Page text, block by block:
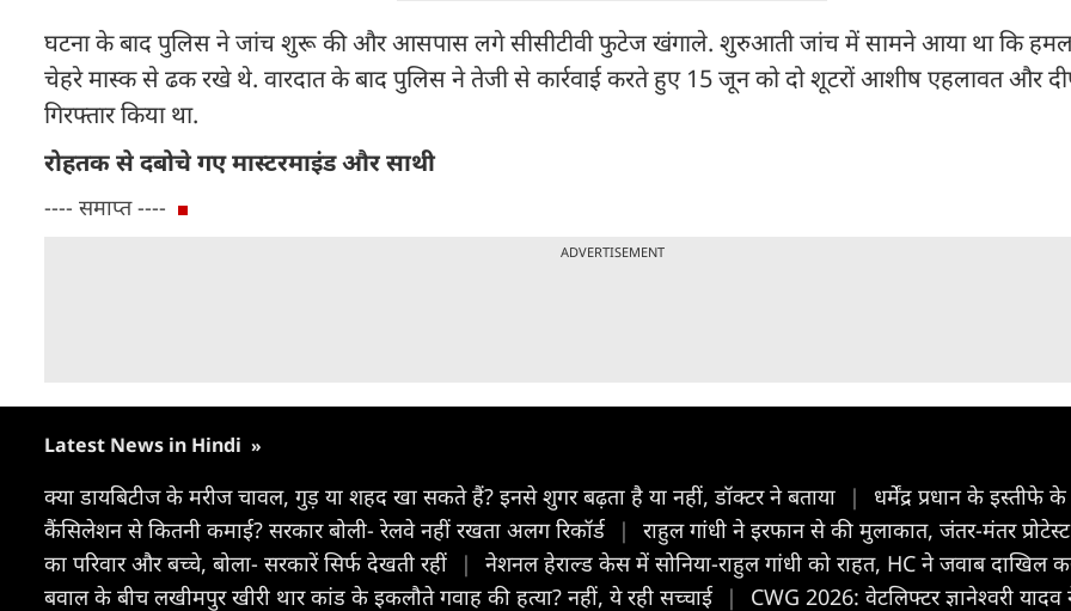
घटना के बाद पुलिस ने जांच शुरू की और आसपास लगे सीसीटीवी फुटेज खंगाले. शुरुआती जांच में सामने आया था कि
चेहरे मास्क से ढक रखे थे. वारदात के बाद पुलिस ने तेजी से कार्रवाई करते हुए 15 जून को दो शूटरों आशीष एहलावत और
गिरफ्तार किया था.
रोहतक से दबोचे गए मास्टरमाइंड और साथी
---- समाप्त ----
ADVERTISEMENT
Latest News in Hindi »
क्या डायबिटीज के मरीज चावल, गुड़ या शहद खा सकते हैं? इनसे शुगर बढ़ता है या नहीं, डॉक्टर ने बताया | धर्मेंद्र प्रधान के
कैंसिलेशन से कितनी कमाई? सरकार बोली- रेलवे नहीं रखता अलग रिकॉर्ड
| राहुल गांधी ने इरफान से की मुलाकात, जंतर-मंतर
का परिवार और बच्चे, बोला- सरकारें सिर्फ देखती रहीं
| नेशनल हेराल्ड केस में सोनिया-राहुल गांधी को राहत, HC ने जवाब दाखिल
बवाल के बीच लखीमपुर खीरी थार कांड के इकलौते गवाह की हत्या? नहीं, ये रही सच्चाई
|
CWG 2026: वेटलिफ्टर ज्ञानेश्वरी